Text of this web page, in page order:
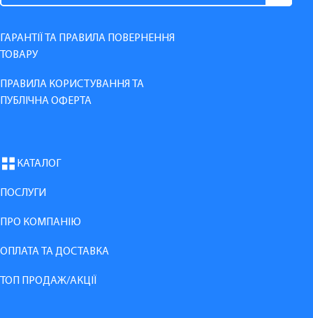
ГАРАНТІЇ ТА ПРАВИЛА ПОВЕРНЕННЯ
ТОВАРУ
ПРАВИЛА КОРИСТУВАННЯ ТА
ПУБЛІЧНА ОФЕРТА
КАТАЛОГ
ПОСЛУГИ
ПРО КОМПАНІЮ
ОПЛАТА ТА ДОСТАВКА
ТОП ПРОДАЖ/АКЦІЇ